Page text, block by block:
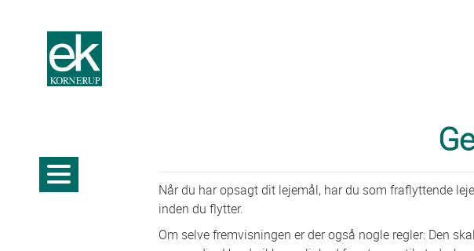
Når du har opsagt dit lejemål, har du som fraflyttende
inden du flytter.
Om selve fremvisningen er der også nogle regler: Den